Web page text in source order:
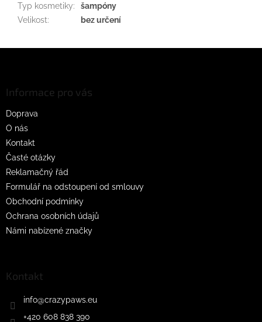
Typ kosmetiky:
šampóny
Velikost: bez určení
Informace pro vás
Doprava
O nás
Kontakt
Časté otázky
Reklamačný řád
Formulář na odstoupení od smlouvy
Obchodní podmínky
Ochrana osobních údajů
Námi nabízené značky
Kontakt
info@crazypaws.eu
+420 608 838 390